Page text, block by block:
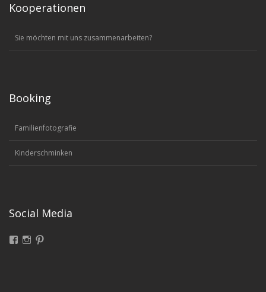
Kooperationen
Sie möchten mit uns zusammenarbeiten?
Booking
Familienfotografie
Kinderschminken
Social Media
FacebookInstagram